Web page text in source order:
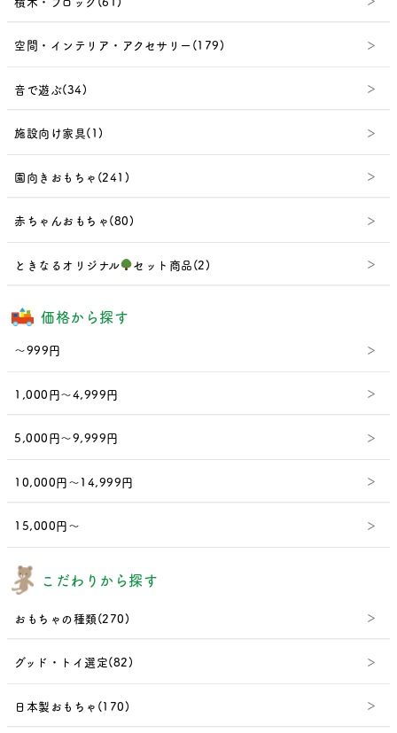
空間・インテリア・アクセサリー(179)
音で遊ぶ(34)
施設向け家具(1)
園向きおもちゃ(241)
赤ちゃんおもちゃ(80)
ときなるオリジナル セット商品(2)
価格から探す
～999円
1,000円～4,999円
5,000円～9,999円
10,000円～14,999円
15,000円～
こだわりから探す
おもちゃの種類(270)
グッド・トイ選定(82)
日本製おもちゃ(170)